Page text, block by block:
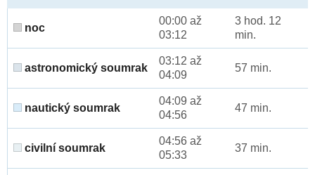
noc
00:00 až
03:12
3 hod. 12
min.
astronomický soumrak
03:12 až
04:09
57 min.
nautický soumrak
04:09 až
04:56
47 min.
civilní soumrak
04:56 až
05:33
37 min.